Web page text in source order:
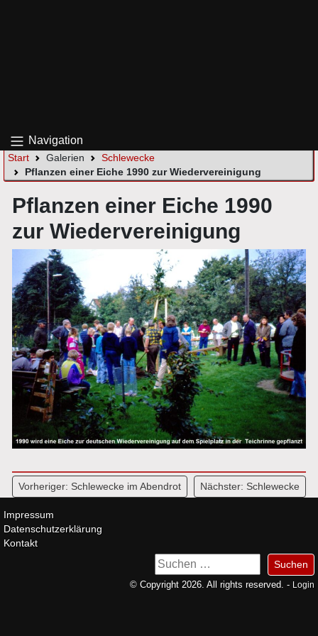
Navigation
Start Galerien
Schlewecke
Pflanzen einer Eiche 1990 zur Wiedervereinigung
Pflanzen einer Eiche 1990
zur Wiedervereinigung
Beitragsnavigation
Vorheriger: Schlewecke im Abendrot Nächster: Schlewecke
Impressum
Datenschutzerklärung
Kontakt
Suchen
nach:
© Copyright 2026. All rights reserved. - Login